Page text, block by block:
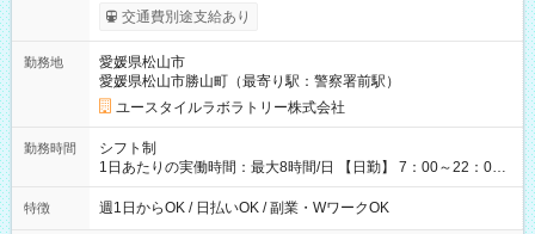
考慮して決定します 【収入例】 週1回勤務の場合：1,360円×8時
間×4回=4万3,520円 週3回勤務の場合：1,360円×8時間×12回
7,600円 【試用期間】試用期間あり 試用期間の長さ：2ヶ月
※ 雇用形態と給与に、本採用時と異なる部分があります。 雇用
形態：本採用時と同じです。 給与：時給 1,040円以上
交通費別途支給あり
勤務地
愛媛県松山市
愛媛県松山市勝山町（最寄り駅：警察署前駅）
ユースタイルラボラトリー株式会社
勤務時間
シフト制
1日あたりの実働時間：最大8時間/日 【日勤】 7：00～22：00
の間で8時間勤務（休憩時間は法定通り） ※週1日～OK ／ 夜勤
なし ＊＊ 勤務時間例 ＊＊ ■8時から17時 ■9時から18時 ■10
特徴 週1日からOK / 日払いOK / 副業・WワークOK